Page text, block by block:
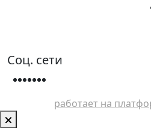
Соц. сети
работает на